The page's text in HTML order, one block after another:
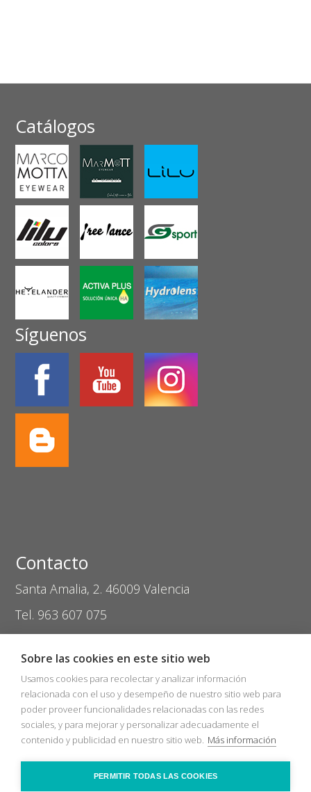
Catálogos
Síguenos
Contacto
Santa Amalia, 2. 46009 Valencia
Tel. 963 607 075
Inicio Catálogos
Nuevos Socios
Sobre las cookies en este sitio web
Usamos cookies para recolectar y analizar información
relacionada con el uso y desempeño de nuestro sitio web para
poder proveer funcionalidades relacionadas con las redes
sociales, y para mejorar y personalizar adecuadamente el
contenido y publicidad en nuestro sitio web. Más información
PERMITIR TODAS LAS COOKIES